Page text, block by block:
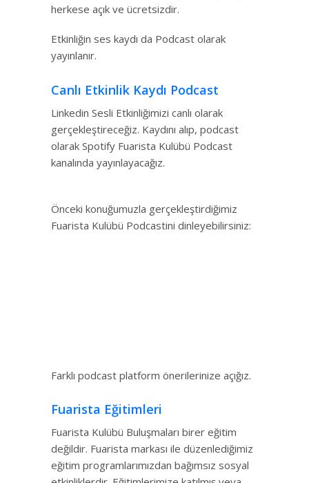
herkese açık ve ücretsizdir.
Etkinliğin ses kaydı da Podcast olarak
yayınlanır.
Canlı Etkinlik Kaydı Podcast
Linkedin Sesli Etkinliğimizi canlı olarak
gerçekleştireceğiz. Kaydını alıp, podcast
olarak Spotify Fuarista Kulübü Podcast
kanalında yayınlayacağız.
Önceki konuğumuzla gerçekleştirdiğimiz
Fuarista Kulübü Podcastini dinleyebilirsiniz:
Farklı podcast platform önerilerinize açığız.
Fuarista Eğitimleri
Fuarista Kulübü Buluşmaları birer eğitim
değildir. Fuarista markası ile düzenlediğimiz
eğitim programlarımızdan bağımsız sosyal